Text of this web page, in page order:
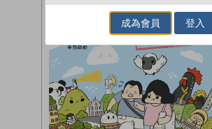
成為會員 登入